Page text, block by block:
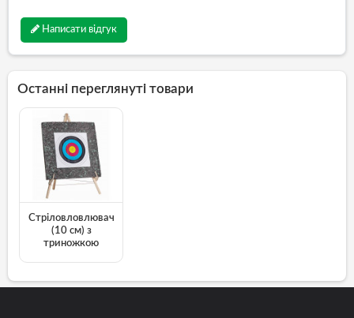
Написати відгук
Останні переглянуті товари
Стріловловлювач
(10 см) з
триножкою